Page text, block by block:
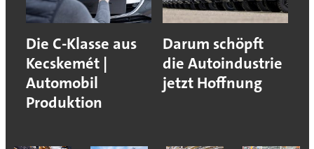
Die C-Klasse aus
Kecskemét |
Automobil
Produktion
Darum schöpft
die Autoindustrie
jetzt Hoffnung